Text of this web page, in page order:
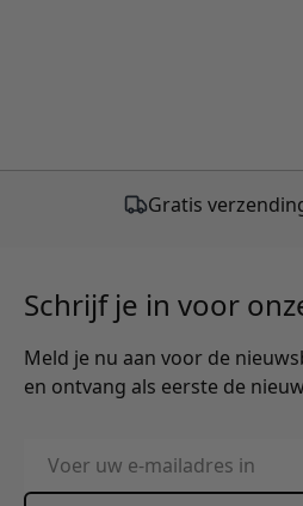
Gratis
Schrijf je in voor
Meld je nu aan voor de
en ontvang als eerste de
E-mailadres